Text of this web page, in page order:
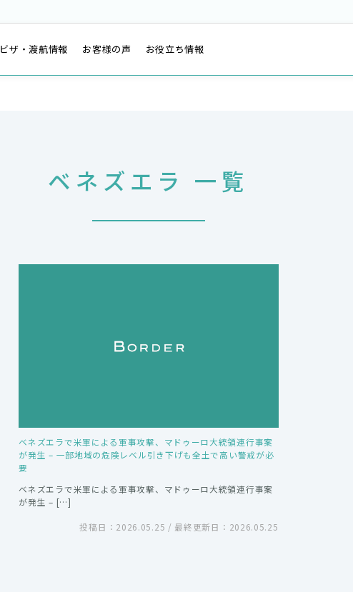
ビザ・渡航情報 お客様の声 お役立ち情報
ベネズエラ 一覧
ベネズエラで米軍による軍事攻撃、マドゥーロ大統領連行事案
が発生 – 一部地域の危険レベル引き下げも全土で高い警戒が必
要
ベネズエラで米軍による軍事攻撃、マドゥーロ大統領連行事案
が発生 – […]
投稿日：2026.05.25 / 最終更新日：2026.05.25